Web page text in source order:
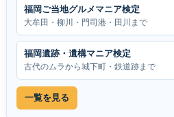
福岡ご当地グルメマニア検定
大牟田・柳川・門司港・田川まで
福岡遺跡・遺構マニア検定
古代のムラから城下町・鉄道跡まで
一覧を見る